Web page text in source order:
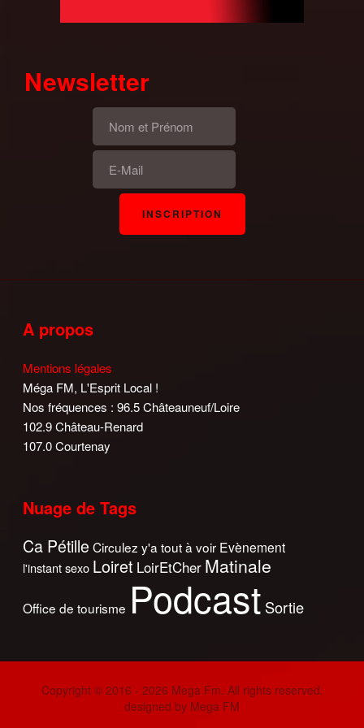
Newsletter
A propos
Mentions légales
Méga FM, L'Esprit Local !
Nos fréquences : 96.5 Châteauneuf/Loire
102.9 Château-Renard
107.0 Courtenay
Nuage de Tags
Ca Pétille Circulez y'a tout à voir Evènement
l'instant sexo Loiret LoirEtCher Matinale
Office de tourisme Podcast Sortie
Copyright © 2016 - 2026 Mega Fm. All rights reserved.
designed by Mega FM